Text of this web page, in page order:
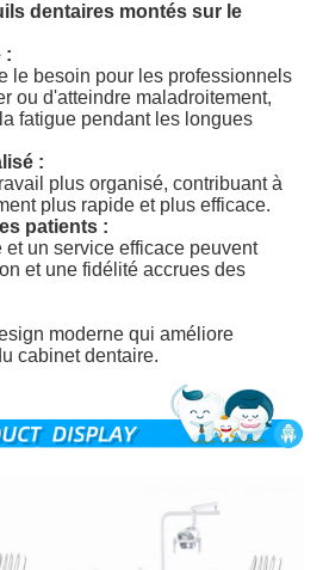
dentaires montés sur le
:
le besoin pour les professionnels
ou d'atteindre maladroitement,
fatigue pendant les longues
:
plus organisé, contribuant à
plus rapide et plus efficace.
patients :
un service efficace peuvent
et une fidélité accrues des
moderne qui améliore
cabinet dentaire.